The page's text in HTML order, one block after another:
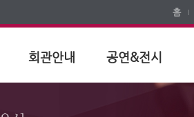
홈
회관안내 공연&전시